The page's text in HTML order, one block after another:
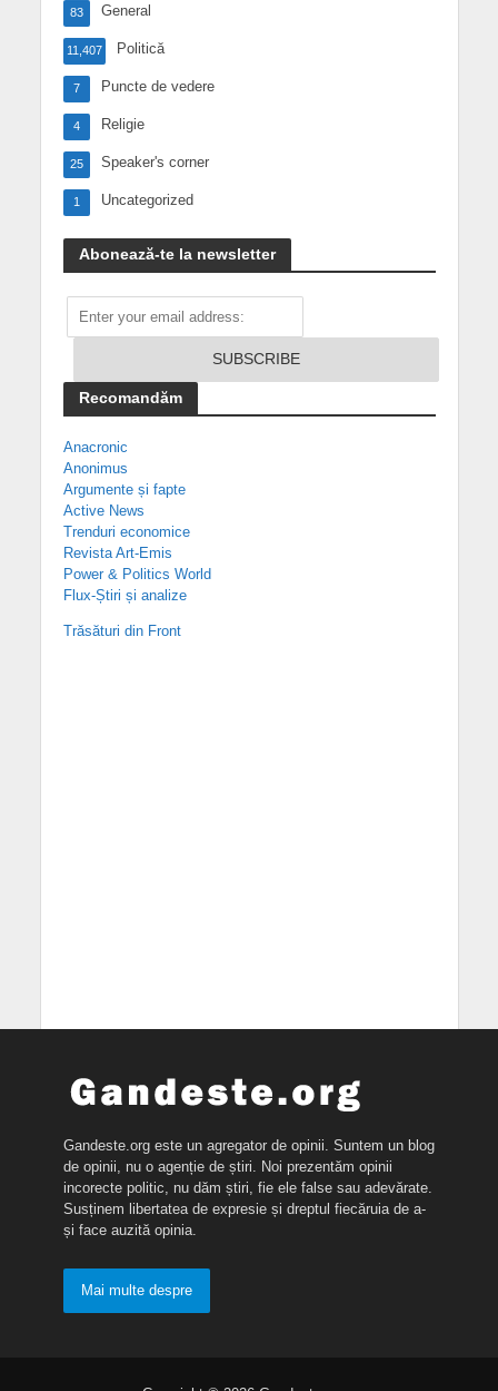
General
83
Politică
11,407
Puncte de vedere
7
Religie
4
Speaker's corner
25
Uncategorized
1
Abonează-te la newsletter
Recomandăm
Anacronic
Anonimus
Argumente și fapte
Active News
Trenduri economice
Revista Art-Emis
Power & Politics World
Flux-Știri și analize
Trăsături din Front
Gandeste.org este un agregator de opinii. Suntem un blog
de opinii, nu o agenție de știri. Noi prezentăm opinii
incorecte politic, nu dăm știri, fie ele false sau adevărate.
Susținem libertatea de expresie și dreptul fiecăruia de a-
și face auzită opinia.
Mai multe despre